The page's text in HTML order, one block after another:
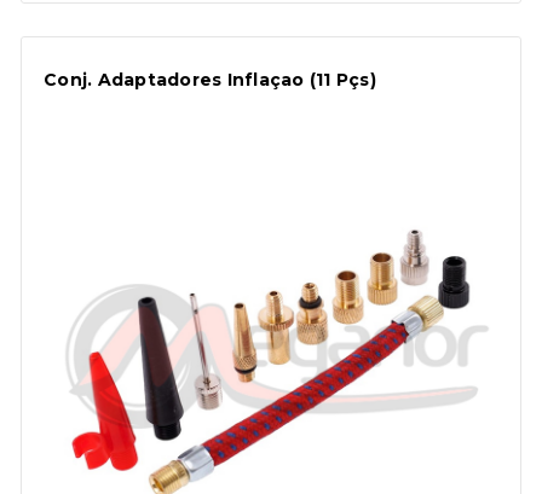
Conj. Adaptadores Inflaçao (11 Pçs)